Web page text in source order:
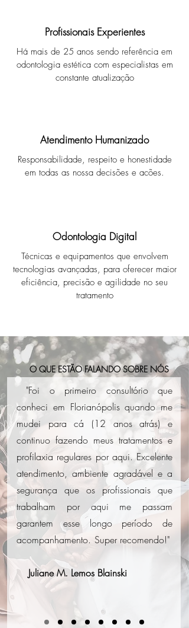
Profissionais Experientes
Há mais de 25 anos sendo referência em
odontologia estética com especialistas em
constante atualização
Atendimento Humanizado
Responsabilidade, respeito e honestidade
em todas as nossa decisões e acões.
Odontologia Digital
Técnicas e equipamentos que envolvem
tecnologias avançadas, para oferecer maior
eficiência, precisão e agilidade no seu
tratamento
O QUE ESTÃO FALANDO SOBRE NÓS
"Foi o primeiro consultório que
conheci em Florianópolis quando me
mudei para cá (12 anos atrás) e
continuo fazendo meus tratamentos e
profilaxia regulares por aqui. Excelente
atendimento, ambiente agradável e a
segurança que os profissionais que
trabalham por aqui me passam
garantem esse longo período de
acompanhamento. Super recomendo!"
Juliane M. Lemos Blainski